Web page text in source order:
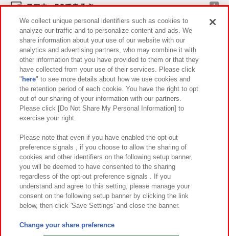
スマホ・PCであそぶ
イベント・キャンペーン
関連会社 サステナビリティ サイトポリシー
プライバシーポリシー ウェブアクセシビリティ方針と検証結果
お取引先さまとともに
カスタマーハラスメント対応方針 よくあるご質問・お問い合わせ
©Bandai Namco Amusement Inc.
©Bandai Namco Amusement Lab Inc.
We collect unique personal identifiers such as cookies to
analyze our traffic and to personalize content and ads. We
share information about your use of our website with our
analytics and advertising partners, who may combine it with
other information that you have provided to them or that they
have collected from your use of their services. Please click
" here" to see more details about how we use cookies and
the retention period of each cookie. You have the right to opt
out of our sharing of your information with our partners.
Please click [Do Not Share My Personal Information] to
exercise your right.
Please note that even if you have enabled the opt-out
preference signals , if you choose to allow the sharing of
cookies and other identifiers on the following setup banner,
you will be deemed to have consented to the sharing
regardless of the opt-out preference signals . If you
understand and agree to this setting, please manage your
consent on the following setup banner by clicking the link
below, then click 'Save Settings' and close the banner.
Change your share preference